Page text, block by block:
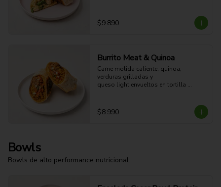
$9.890
Burrito Meat & Quinoa
Carne molida caliente, quinoa,
verduras grilladas y
queso light envueltos en tortilla
27g grasa - 7g Fibra - 654 Kcal
$8.990
Bowls
Bowls de alto performance nutricional.